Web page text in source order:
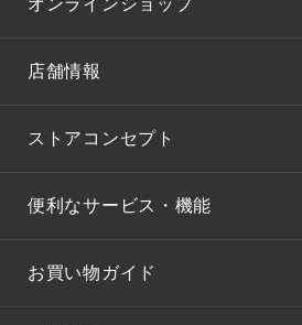
店舗情報
ストアコンセプト
便利なサービス・機能
お買い物ガイド